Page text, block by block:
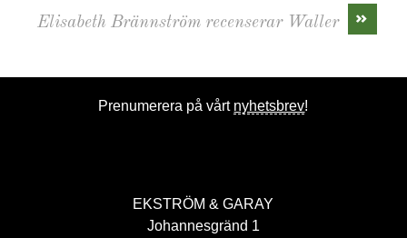
»
Elisabeth Brännström recenserar Waller
Prenumerera på vårt nyhetsbrev!
EKSTRÖM & GARAY
Johannesgränd 1